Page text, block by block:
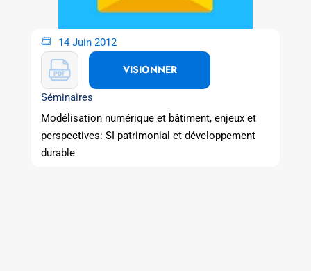
14 Juin 2012
VISIONNER
Séminaires
Modélisation numérique et bâtiment, enjeux et
perspectives: SI patrimonial et développement
durable